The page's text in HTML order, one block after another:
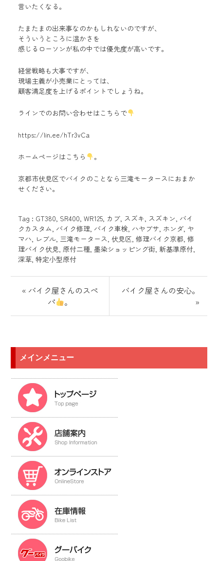
言いたくなる。
たまたまの出来事なのかもしれないのですが、
そういうところに温かさを
感じるローソンが私の中では優先度が高いです。
経営戦略も大事ですが、
現場主義が小売業にとっては、
顧客満足度を上げるポイントでしょうね。
ラインでのお問い合わせはこちらで
https://lin.ee/hTr3vCa
ホームページはこちら 。
京都市伏見区でバイクのことなら三滝モータースにおまか
せください。
Tag : GT380 SR400 ,WR125 カブ スズキ スズキン バイ
クカスタム バイク修理 バイク車検 ハヤブサ ホンダ ヤ
マハ レブル 三滝モータース 伏見区 ,修理バイク京都 ,修
理バイク伏見 原付二種 ,墨染ショッピング街 新基準原付
深草 ,特定小型原付
« バイク屋さんのスぺ
パ
。
バイク屋さんの安心。
»
メインメニュー